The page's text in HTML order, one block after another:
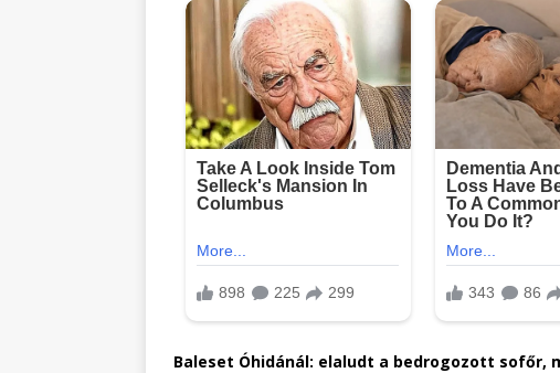
Baleset Óhidánál: elaludt a bedrogozott sofőr,